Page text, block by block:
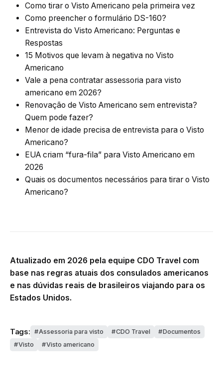
Como tirar o Visto Americano pela primeira vez
Como preencher o formulário DS-160?
Entrevista do Visto Americano: Perguntas e
Respostas
15 Motivos que levam à negativa no Visto
Americano
Vale a pena contratar assessoria para visto
americano em 2026?
Renovação de Visto Americano sem entrevista?
Quem pode fazer?
Menor de idade precisa de entrevista para o Visto
Americano?
EUA criam “fura-fila” para Visto Americano em
2026
Quais os documentos necessários para tirar o Visto
Americano?
Atualizado em 2026 pela equipe CDO Travel com
base nas regras atuais dos consulados americanos
e nas dúvidas reais de brasileiros viajando para os
Estados Unidos.
Tags: Assessoria para visto CDO Travel
Documentos
Visto
Visto americano